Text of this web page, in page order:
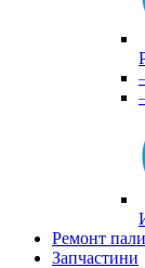
Ремонт
Запчастини